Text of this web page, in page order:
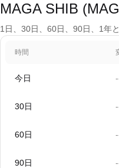
MAGA SHIB
1日、30日、60日、90日、1年
時間
今日
30日
60日
90日